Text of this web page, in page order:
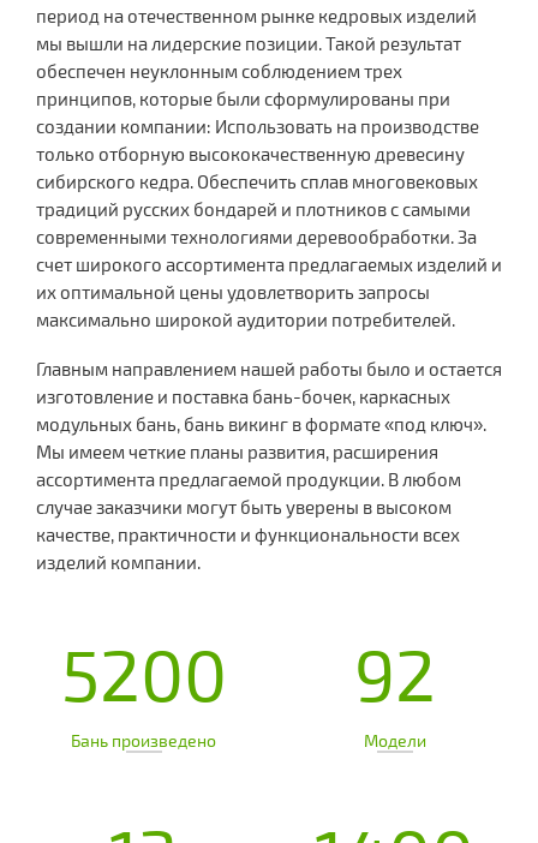
период на отечественном рынке кедровых изделий
мы вышли на лидерские позиции. Такой результат
обеспечен неуклонным соблюдением трех
принципов, которые были сформулированы при
создании компании: Использовать на производстве
только отборную высококачественную древесину
сибирского кедра. Обеспечить сплав многовековых
традиций русских бондарей и плотников с самыми
современными технологиями деревообработки. За
счет широкого ассортимента предлагаемых изделий и
их оптимальной цены удовлетворить запросы
максимально широкой аудитории потребителей.
Главным направлением нашей работы было и остается
изготовление и поставка бань-бочек, каркасных
модульных бань, бань викинг в формате «под ключ».
Мы имеем четкие планы развития, расширения
ассортимента предлагаемой продукции. В любом
случае заказчики могут быть уверены в высоком
качестве, практичности и функциональности всех
изделий компании.
5200
Бань произведено
92
Модели